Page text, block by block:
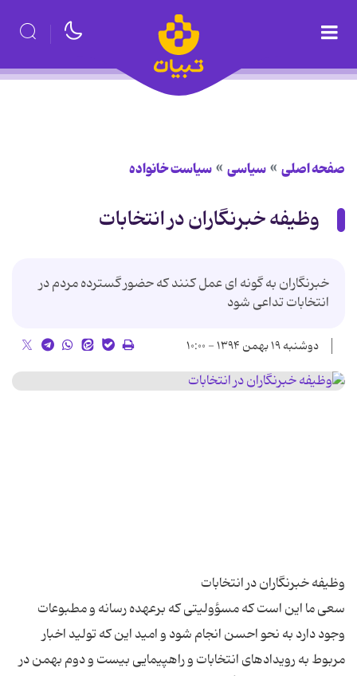
صفحه اصلی سیاسی سیاست خانواده
وظیفه خبرنگاران در انتخابات
خبرنگاران به گونه ای عمل کنند که حضور گسترده مردم در
انتخابات تداعی شود
دوشنبه ۱۹ بهمن ۱۳۹۴ - ۱۰:۰۰
سعی ما این است که مسؤولیتی که برعهده رسانه و مطبوعات
وجود دارد به نحو احسن انجام شود و امید این که تولید اخبار
مربوط به رویدادهای انتخابات و راهپیمایی بیست و دوم بهمن در